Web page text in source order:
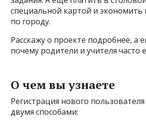
специальной картой и экономить
по городу.
Расскажу о проекте подробнее, а
почему родители и учителя часто
О чем вы узнаете
Регистрация нового
двумя способами: